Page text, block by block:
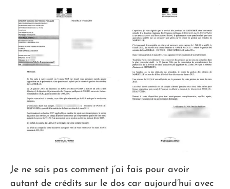
Je ne sais pas comment j’ai fais pour avoir
autant de crédits sur le dos car aujourd’hui avec